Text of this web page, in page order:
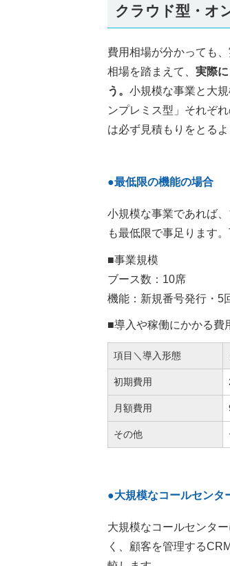
クラウド型・オ
費用相場が分かっても
相場を踏まえて、 実際
う。 小規模な事業と大
ンプレミス型」それぞ
は必ず見積もりをとるよ
●最低限の機能の場合
小規模な事業であれば
も最低限で事足ります
■事業規模
ブース数：10席
機能：新規番号発行・5
■導入や稼働にかかる費
項目＼導入形態
初期費用
月額費用
その他
●大規模なコールセンタ
大規模なコールセンタ
く、顧客を管理する